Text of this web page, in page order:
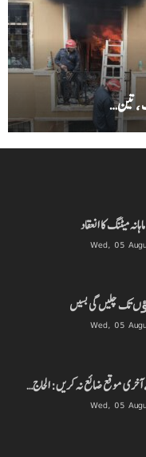
، تین…
میٹنگ کا انعقاد
Wed, 05
تک چلیں گی بسیں
Wed, 05
آخری موقع ضائع نہ کریں: الحاج…
Wed, 05